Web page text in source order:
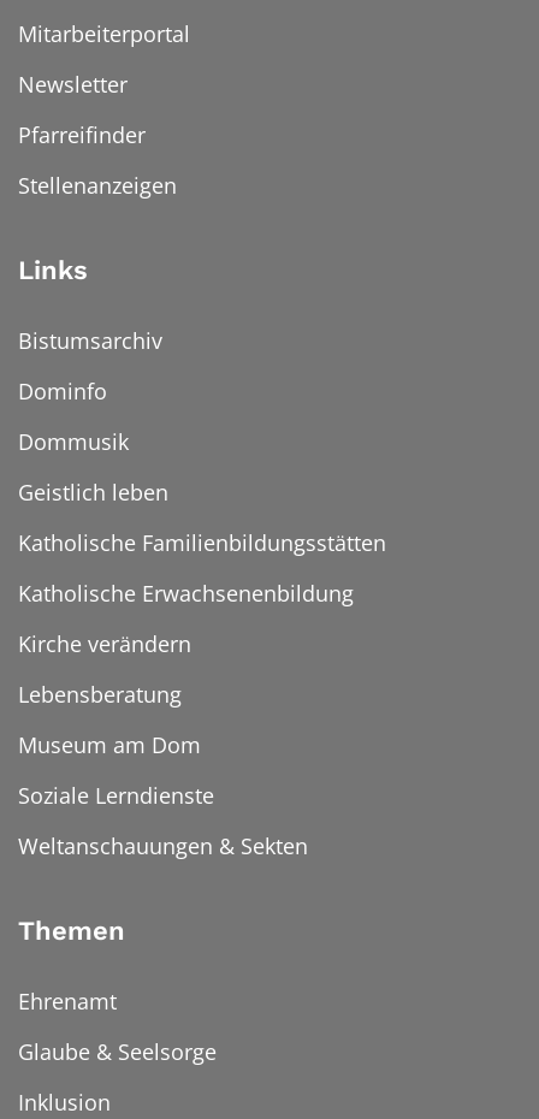
Mitarbeiterportal
Newsletter
Pfarreifinder
Stellenanzeigen
Links
Bistumsarchiv
Dominfo
Dommusik
Geistlich leben
Katholische Familienbildungsstätten
Katholische Erwachsenenbildung
Kirche verändern
Lebensberatung
Museum am Dom
Soziale Lerndienste
Weltanschauungen & Sekten
Themen
Ehrenamt
Glaube & Seelsorge
Inklusion